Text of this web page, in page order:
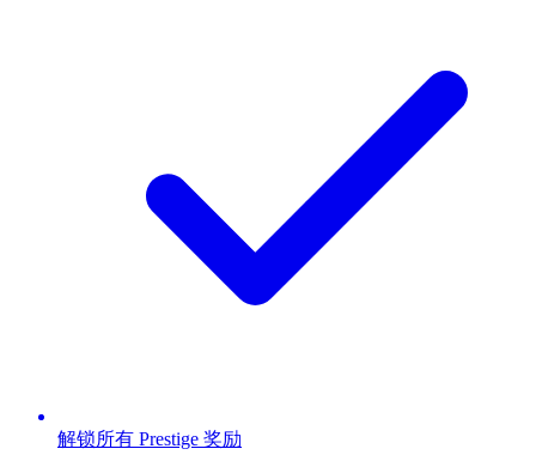
解锁所有 Prestige 奖励